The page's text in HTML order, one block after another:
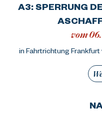
A3: SPERRUNG
vom
in Fahrtrichtung